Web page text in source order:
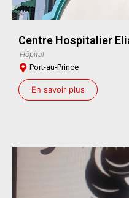
Centre Hospitalier
Hôpital
Port-au-Prince
En savoir plus